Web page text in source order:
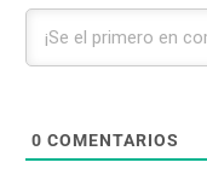
0 COMENTARIOS